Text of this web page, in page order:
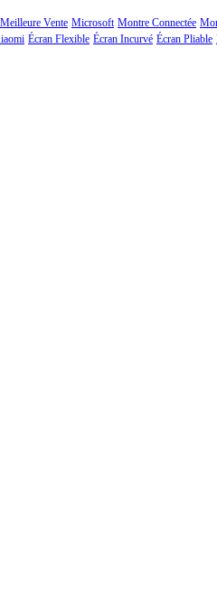
Meilleure Vente Microsoft Montre Connectée
Écran Flexible Écran Incurvé Écran Pliable